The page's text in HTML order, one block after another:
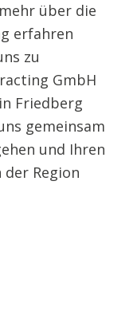
über die
erfahren
zu
GmbH
Friedberg
gemeinsam
und Ihren
Region